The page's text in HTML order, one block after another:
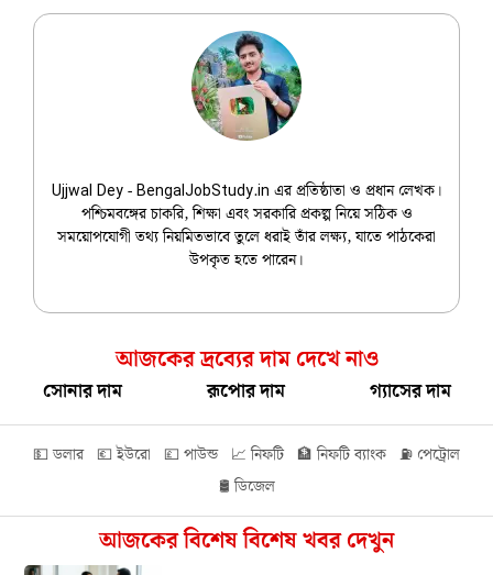
Ujjwal Dey - BengalJobStudy.in এর প্রতিষ্ঠাতা ও প্রধান লেখক।
পশ্চিমবঙ্গের চাকরি, শিক্ষা এবং সরকারি প্রকল্প নিয়ে সঠিক ও
সময়োপযোগী তথ্য নিয়মিতভাবে তুলে ধরাই তাঁর লক্ষ্য, যাতে পাঠকেরা
উপকৃত হতে পারেন।
আজকের দ্রব্যের দাম দেখে নাও
সোনার দাম রূপোর দাম গ্যাসের দাম
💵 ডলার 💶 ইউরো 💷 পাউন্ড 📈 নিফটি 🏦 নিফটি ব্যাংক ⛽ পেট্রোল
🛢️ ডিজেল
আজকের বিশেষ বিশেষ খবর দেখুন